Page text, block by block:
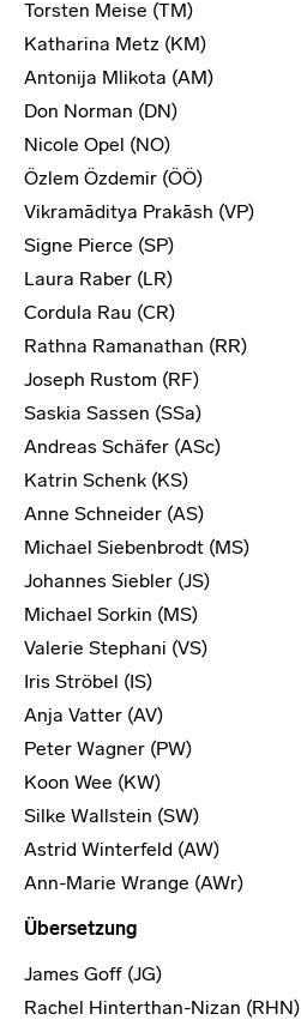
Torsten Meise (TM)
Katharina Metz (KM)
Antonija Mlikota (AM)
Don Norman (DN)
Nicole Opel (NO)
Özlem Özdemir (ÖÖ)
Vikramāditya Prakāsh (VP)
Signe Pierce (SP)
Laura Raber (LR)
Cordula Rau (CR)
Rathna Ramanathan (RR)
Joseph Rustom (RF)
Saskia Sassen (SSa)
Andreas Schäfer (ASc)
Katrin Schenk (KS)
Anne Schneider (AS)
Michael Siebenbrodt (MS)
Johannes Siebler (JS)
Michael Sorkin (MS)
Valerie Stephani (VS)
Iris Ströbel (IS)
Anja Vatter (AV)
Peter Wagner (PW)
Koon Wee (KW)
Silke Wallstein (SW)
Astrid Winterfeld (AW)
Ann-Marie Wrange (AWr)
Übersetzung
James Goff (JG)
Rachel Hinterthan-Nizan (RHN)